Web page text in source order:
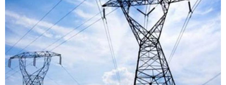
Circuits touristiques
Tourisme
Régions